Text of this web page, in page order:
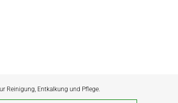
Reinigung, Entkalkung und Pflege.